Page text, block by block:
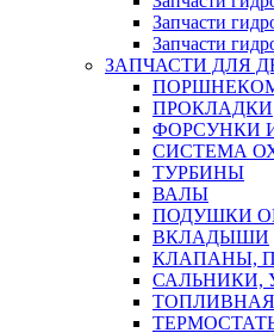
Запчасти
Запчасти
ЗАПЧАСТИ ДЛЯ
ПРОКЛАДКИ
ФОРСУНКИ
СИСТЕМА
ТУРБИНЫ
ВАЛЫ
ПОДУШКИ
ВКЛАДЫШИ
КЛАПАНЫ,
САЛЬНИКИ,